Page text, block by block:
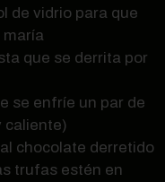
de vidrio para que
maría
que se derrita por
se enfríe un par de
caliente)
chocolate derretido
trufas estén en